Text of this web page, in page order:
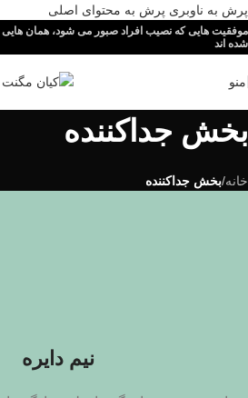
پرش به ناوبری پرش به محتوای اصلی
موفقیت هایی که نصیب افراد صبور می شود، همان
شده اند
منو
بخش جداکننده
خانه/بخش جداکننده
نیم دایره